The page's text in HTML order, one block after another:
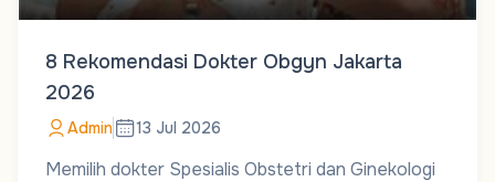
8 Rekomendasi Dokter Obgyn Jakarta
2026
Admin 13 Jul 2026
Memilih dokter Spesialis Obstetri dan Ginekologi